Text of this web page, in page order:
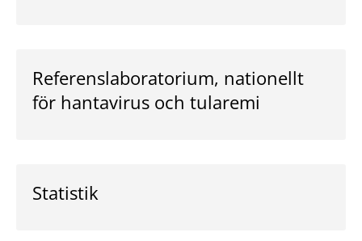
Referenslaboratorium, nationellt
för hantavirus och tularemi
Statistik